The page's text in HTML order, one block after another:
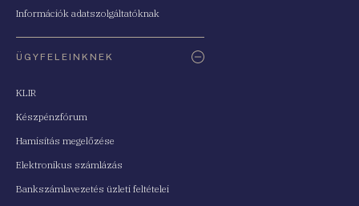
Információk adatszolgáltatóknak
ÜGYFELEINKNEK
KLIR
Készpénzfórum
Hamisítás megelőzése
Elektronikus számlázás
Bankszámlavezetés üzleti feltételei